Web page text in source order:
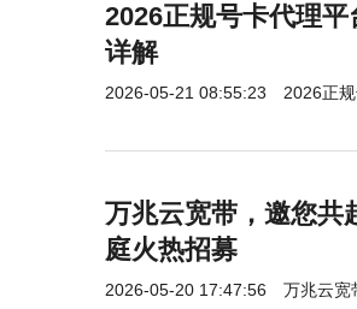
2026正规号卡代理
详解
2026-05-21 08:55:23 2026正
万兆云宽带，邀您共
庭火热招募
2026-05-20 17:47:56 万兆云宽